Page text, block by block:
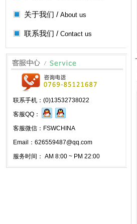
关于我们 / About us
联系我们 / Contact us
联系手机：(0)13532738022
客服QQ：
客服微信：FSWCHINA
Email：626559487@qq.com
服务时间： AM 8:00 ~ PM 22:00